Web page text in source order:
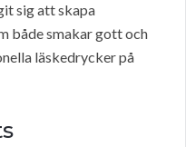
sig att skapa
både smakar gott och
läskedrycker på